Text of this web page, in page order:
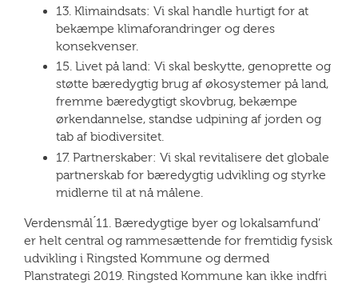
13. Klimaindsats: Vi skal handle hurtigt for at
bekæmpe klimaforandringer og deres
konsekvenser.
15. Livet på land: Vi skal beskytte, genoprette og
støtte bæredygtig brug af økosystemer på land,
fremme bæredygtigt skovbrug, bekæmpe
ørkendannelse, standse udpining af jorden og
tab af biodiversitet.
17. Partnerskaber: Vi skal revitalisere det globale
partnerskab for bæredygtig udvikling og styrke
midlerne til at nå målene.
Verdensmål ́11. Bæredygtige byer og lokalsamfund’
er helt central og rammesættende for fremtidig fysisk
udvikling i Ringsted Kommune og dermed
Planstrategi 2019. Ringsted Kommune kan ikke indfri